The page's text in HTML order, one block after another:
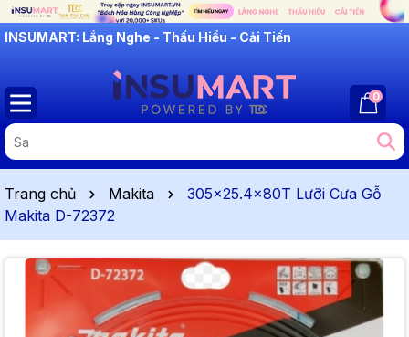
INSUMART: Lắng Nghe - Thấu Hiểu - Cải Tiến
0
Trang chủ Makita
305x25.4x80T Lưỡi Cưa Gỗ
Makita D-72372